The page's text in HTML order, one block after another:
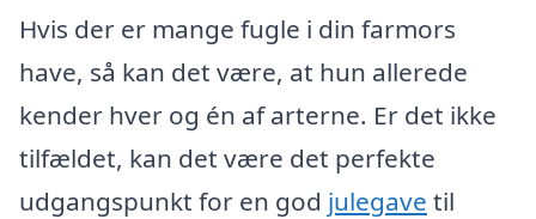
Hvis der er mange fugle i din farmors
have, så kan det være, at hun allerede
kender hver og én af arterne. Er det ikke
tilfældet, kan det være det perfekte
udgangspunkt for en god julegave til